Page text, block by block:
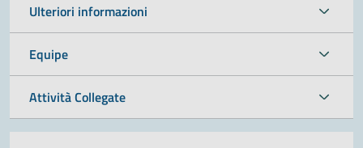
Ulteriori informazioni
Equipe
Attività Collegate